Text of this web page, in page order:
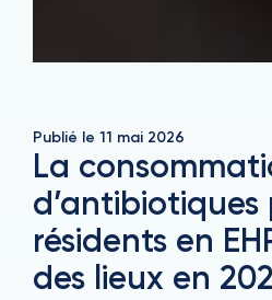
Publié le 11 mai 2026
La
d’antibiotiques
résidents en
des lieux en